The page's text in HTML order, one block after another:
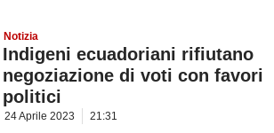
Notizia
Indigeni ecuadoriani rifiutano
negoziazione di voti con favori
politici
24 Aprile 2023 21:31